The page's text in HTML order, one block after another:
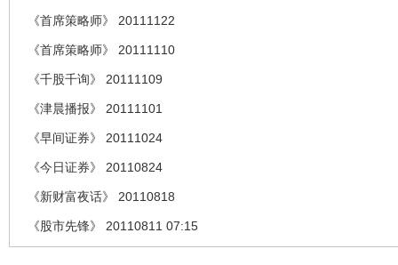
《首席策略师》 20111122
《首席策略师》 20111110
《千股千询》 20111109
《津晨播报》 20111101
《早间证券》 20111024
《今日证券》 20110824
《新财富夜话》 20110818
《股市先锋》 20110811 07:15